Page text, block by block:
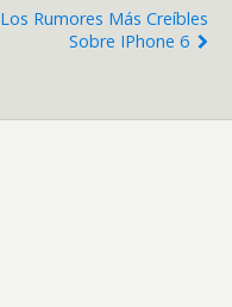
Los Rumores Más Creíbles
Sobre IPhone 6